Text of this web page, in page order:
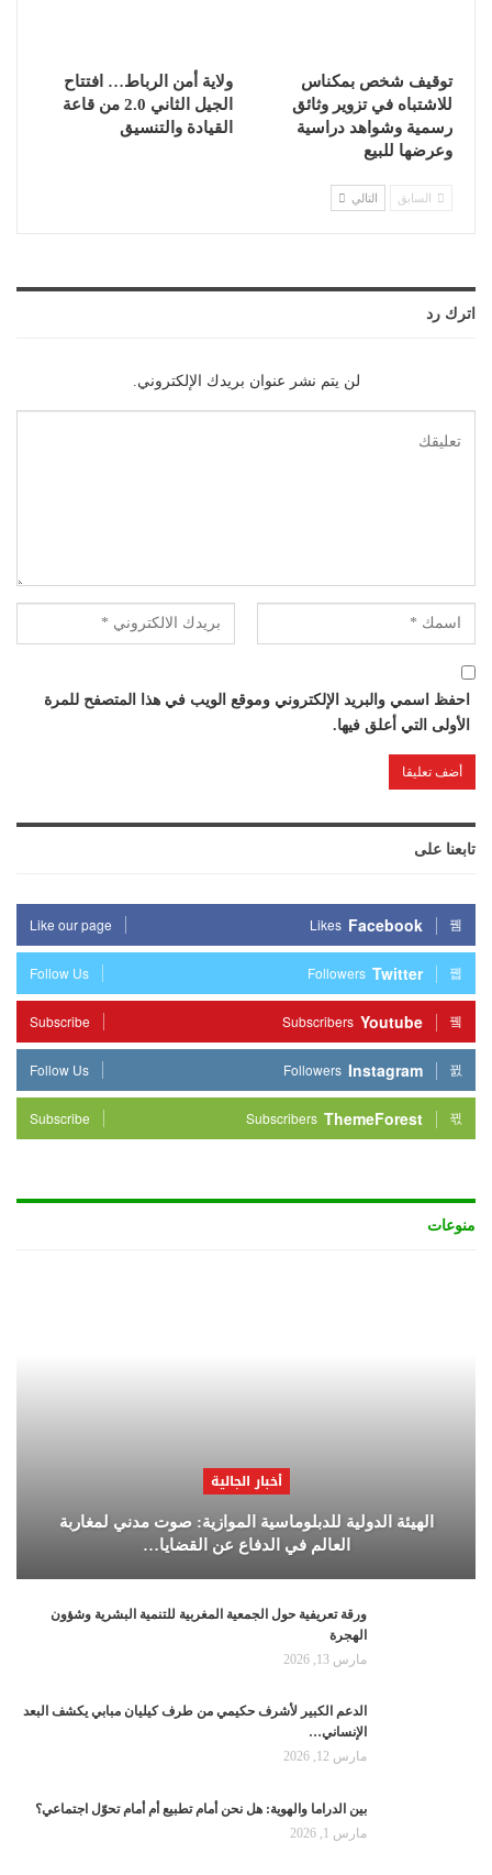
توقيف شخص بمكناس
للاشتباه في تزوير وثائق
رسمية وشواهد دراسية
وعرضها للبيع
ولاية أمن الرباط… افتتاح
الجيل الثاني 2.0 من قاعة
القيادة والتنسيق
السابق التالي
اترك رد
لن يتم نشر عنوان بريدك الإلكتروني.
احفظ اسمي والبريد الإلكتروني وموقع الويب في هذا المتصفح للمرة
الأولى التي أعلق فيها.
تابعنا على
Facebook
Likes
Like our page
Twitter
Followers
Follow Us
Youtube
Subscribers
Subscribe
Instagram
Followers
Follow Us
ThemeForest
Subscribers
Subscribe
منوعات
أخبار الجالية
الهيئة الدولية للدبلوماسية الموازية: صوت مدني لمغاربة
العالم في الدفاع عن القضايا…
ورقة تعريفية حول الجمعية المغربية للتنمية البشرية وشؤون
الهجرة
مارس 13, 2026
الدعم الكبير لأشرف حكيمي من طرف كيليان مبابي يكشف البعد
الإنساني…
مارس 12, 2026
بين الدراما والهوية: هل نحن أمام تطبيع أم أمام تحوّل اجتماعي؟
مارس 1, 2026